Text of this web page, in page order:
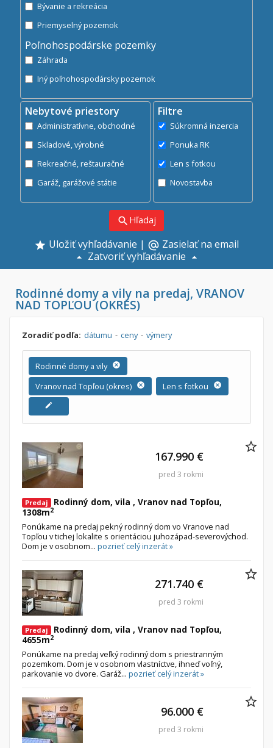
Bývanie a rekreácia
Priemyselný pozemok
Poľnohospodárske pozemky
Záhrada
Iný poľnohospodársky pozemok
Nebytové priestory
Administratívne, obchodné
Skladové, výrobné
Rekreačné, reštauračné
Garáž, garážové státie
Filtre
Súkromná inzercia
Ponuka RK
Len s fotkou
Novostavba
search Hľadaj
Uložiť vyhľadávanie | alternate_email Zasielať na email
Zatvoriť vyhľadávanie
Rodinné domy a vily na predaj, VRANOV
NAD TOPĽOU (OKRES)
Zoradiť podľa: dátumu - ceny - výmery
Rodinné domy a vily cancel
Vranov nad Topľou (okres) cancel Len s fotkou cancel
edit
Predaj
Rodinný dom, vila , Vranov nad Topľou,
1308m2
Ponúkame na predaj pekný rodinný dom vo Vranove nad
Topľou v tichej lokalite s orientáciou juhozápad-severovýchod.
Dom je v osobnom... pozrieť celý inzerát »
167.990 €
pred 3 rokmi
Predaj
Rodinný dom, vila , Vranov nad Topľou,
4655m2
Ponúkame na predaj veľký rodinný dom s priestranným
pozemkom. Dom je v osobnom vlastníctve, ihneď voľný,
parkovanie vo dvore. Garáž... pozrieť celý inzerát »
271.740 €
pred 3 rokmi
96.000 €
pred 3 rokmi